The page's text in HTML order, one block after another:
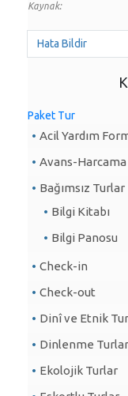
Kaynak:
Hata Bildir
Paket Tur
Acil Yardım
Avans-Harcama
Bağımsız Turlar
Bilgi Kitabı
Bilgi Panosu
Check-in
Check-out
Dinî ve Etnik
Dinlenme
Ekolojik Turlar